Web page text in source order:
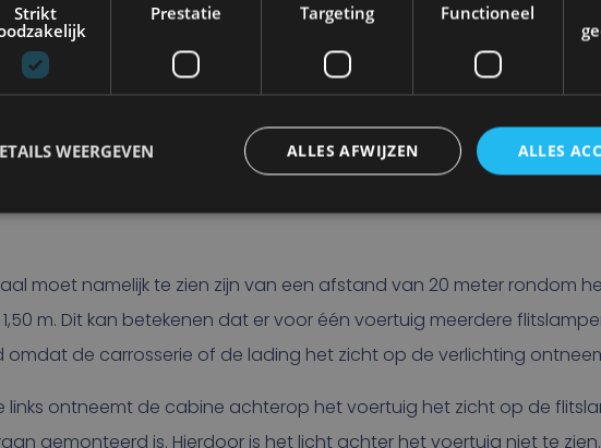
VOOR MEDEWEGGEBRUIKERS.
moet dus ECE R65 gecertificeerd zijn om gebruikt te mogen worden
bovengenoemde werkzaamheden. Maar alleen daarmee voldoe je
moet namelijk te zien zijn van een afstand van 20 meter rondom
m. Dit kan betekenen dat er voor één voertuig meerdere
omdat de carrosserie of de lading het zicht op de verlichting
links ontneemt de cabine achterop het voertuig het zicht op de
gemonteerd is. Hierdoor is het licht achter het voertuig niet te
Strikt
Prestatie Targeting Functioneel
ALLES
ALLES AFWIJZEN
WEERGEVEN